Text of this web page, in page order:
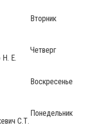
Н. Е.
Вторник
Четверг
Воскресенье
С.Т.
Понедельник